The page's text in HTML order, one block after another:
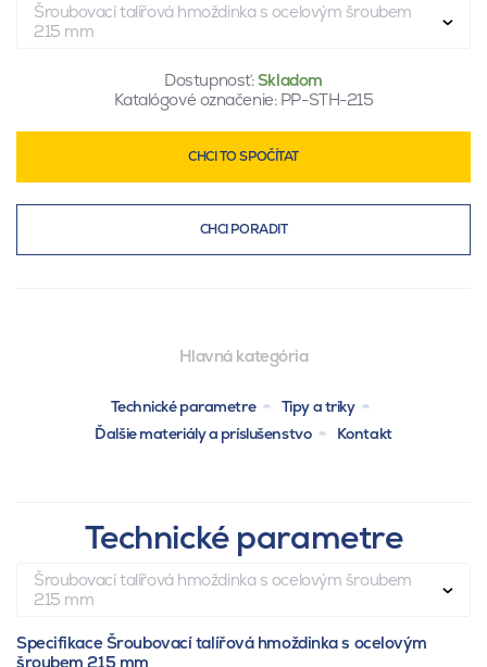
Šroubovací talířová hmoždinka s ocelovým šroubem
215 mm
Dostupnosť:Skladom
Katalógové označenie: PP-STH-215
CHCI TO SPOČÍTAT
CHCI PORADIT
Hlavná kategória
Technické parametre
Tipy a triky
Ďalšie materiály a príslušenstvo
Kontakt
Technické parametre
Šroubovací talířová hmoždinka s ocelovým šroubem
215 mm
Specifikace Šroubovací talířová hmoždinka s ocelovým
šroubem 215 mm